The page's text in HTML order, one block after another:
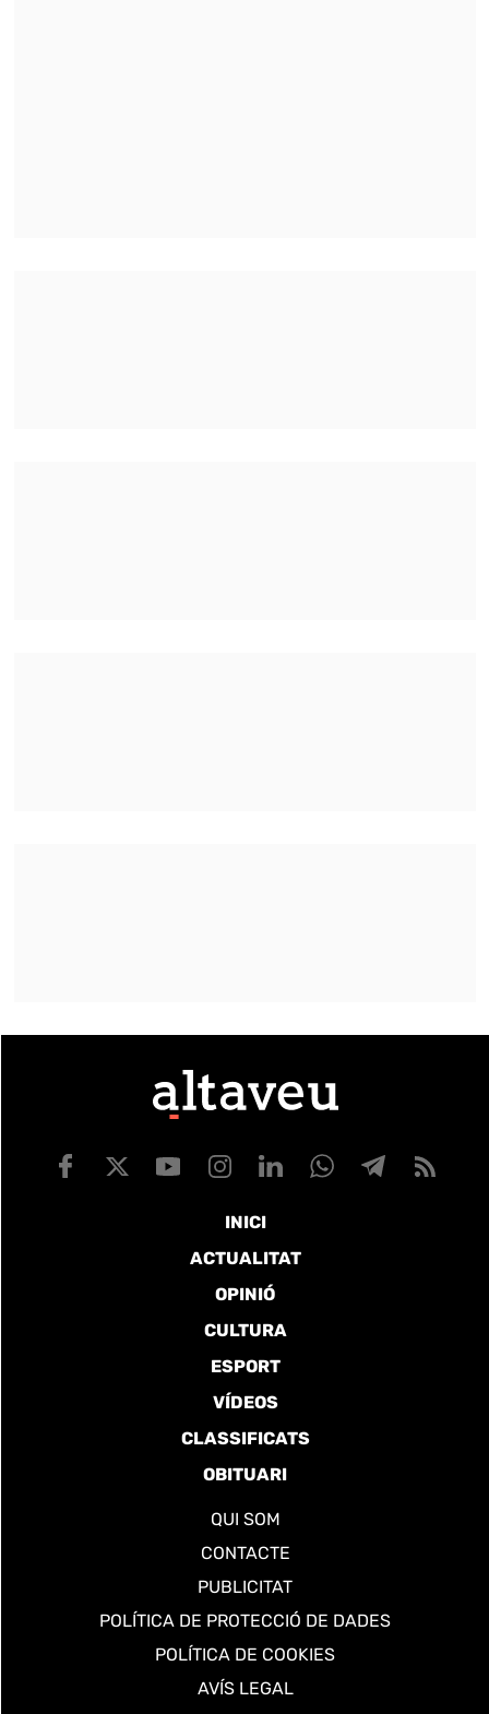
INICI
ACTUALITAT
OPINIÓ
CULTURA
ESPORT
VÍDEOS
CLASSIFICATS
OBITUARI
QUI SOM
CONTACTE
PUBLICITAT
POLÍTICA DE PROTECCIÓ DE DADES
POLÍTICA DE COOKIES
AVÍS LEGAL